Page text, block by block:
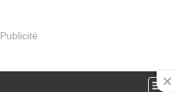
Publicité